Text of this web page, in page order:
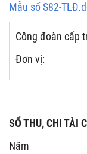
Mẫu số S82-
Công đoàn cấp
Đơn vị:
SỔ THU, CHI TÀI
Năm